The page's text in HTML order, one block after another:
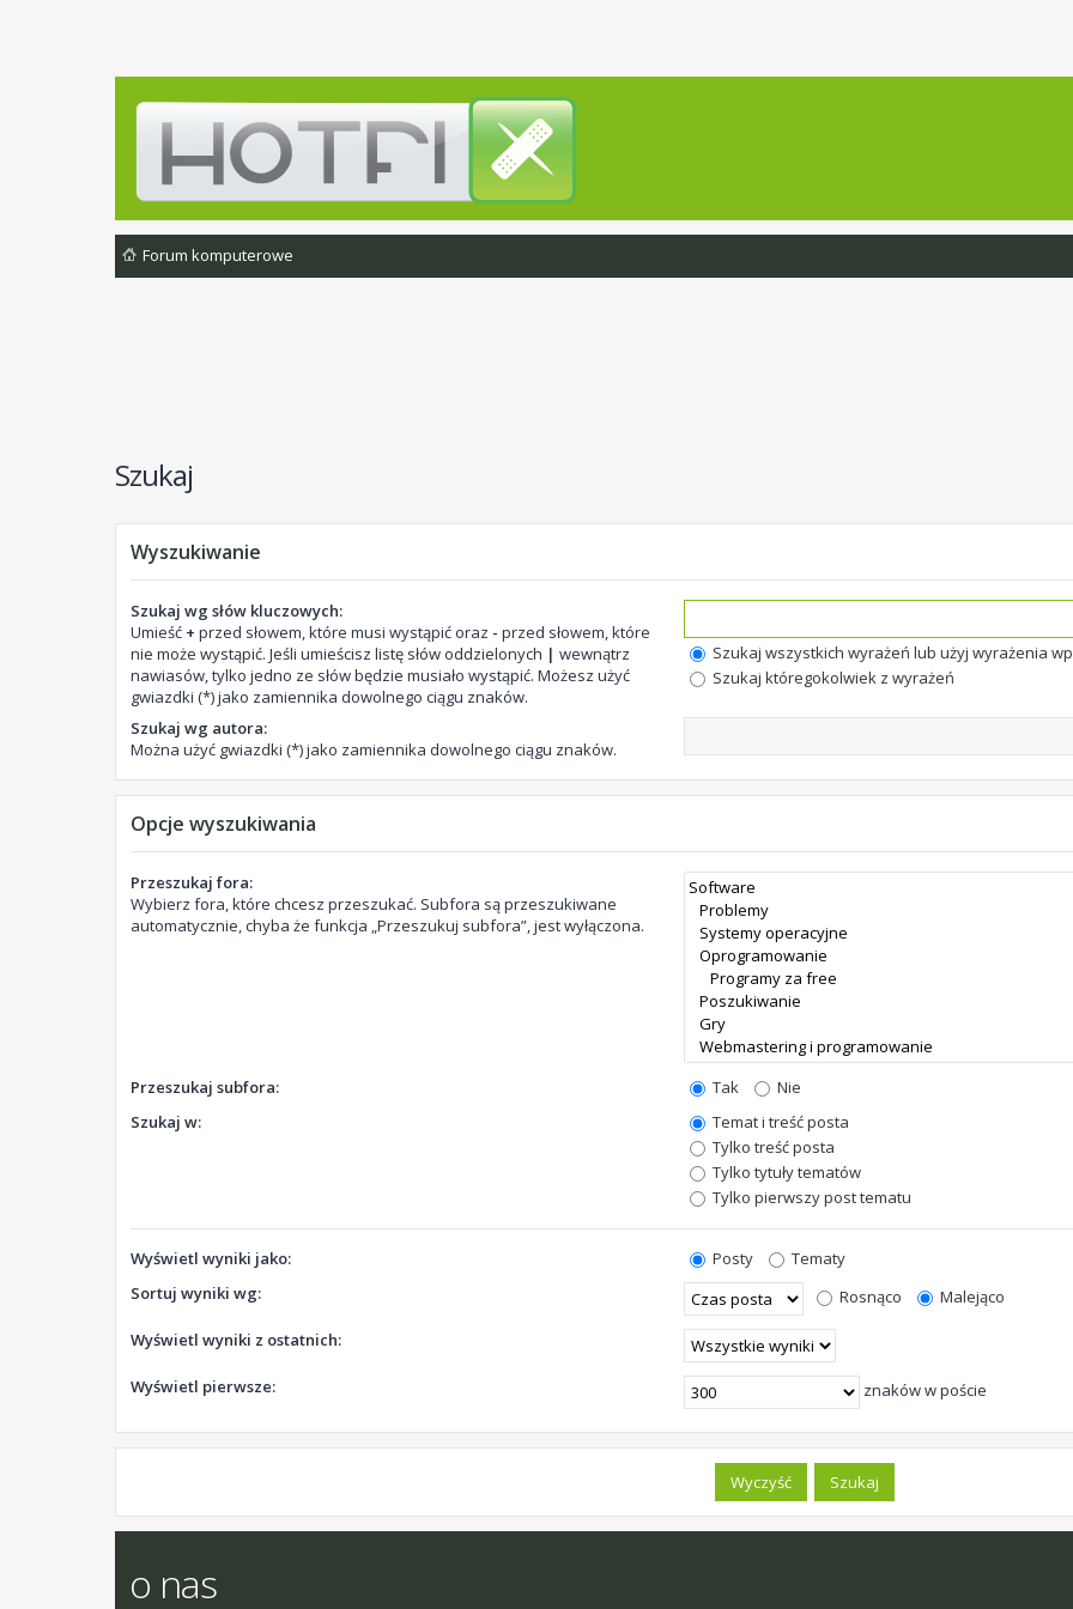
Forum komputerowe
Szukaj
Wyszukiwanie
Szukaj wg słów kluczowych:
Umieść + przed słowem, które musi wystąpić oraz - przed słowem, które
nie może wystąpić. Jeśli umieścisz listę słów oddzielonych | wewnątrz
nawiasów, tylko jedno ze słów będzie musiało wystąpić. Możesz użyć
gwiazdki (*) jako zamiennika dowolnego ciągu znaków.
Szukaj wszystkich wyrażeń lub użyj wyrażenia
Szukaj któregokolwiek z wyrażeń
Szukaj wg autora:
Można użyć gwiazdki (*) jako zamiennika dowolnego ciągu znaków.
Opcje wyszukiwania
Przeszukaj fora:
Wybierz fora, które chcesz przeszukać. Subfora są przeszukiwane
automatycznie, chyba że funkcja „Przeszukuj subfora”, jest wyłączona.
Przeszukaj subfora: Tak
Nie
Szukaj w:
Temat i treść posta
Tylko treść posta
Tylko tytuły tematów
Tylko pierwszy post tematu
Wyświetl wyniki jako: Posty
Tematy
Sortuj wyniki wg:
Rosnąco
Malejąco
Wyświetl wyniki z ostatnich:
Wyświetl pierwsze: znaków w poście
o nas